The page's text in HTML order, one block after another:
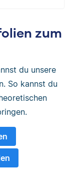
zum
du unsere
So kannst du